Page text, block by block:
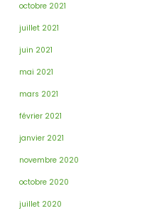
octobre 2021
juillet 2021
juin 2021
mai 2021
mars 2021
février 2021
janvier 2021
novembre 2020
octobre 2020
juillet 2020